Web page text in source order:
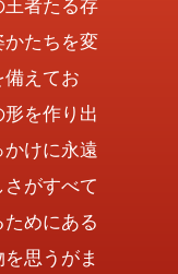
王者たる存
かたちを変
備えてお
を作り出
けに永遠
がすべて
めにある
思うがま